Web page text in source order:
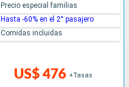
US$ 476 +Tasas
Precio especial familias
Hasta -60% en el 2° pasajero
Comidas incluidas